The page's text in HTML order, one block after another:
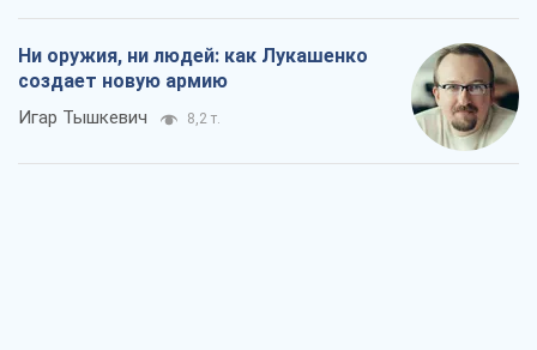
Ни оружия, ни людей: как Лукашенко
создает новую армию
Игар Тышкевич 8,2 т.